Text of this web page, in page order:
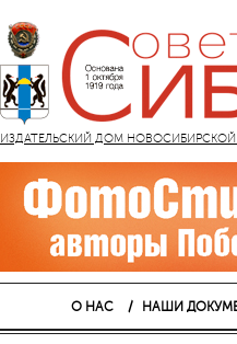
ИЗДАТЕЛЬСКИЙ ДОМ НОВОСИБИРСКОЙ
О НАС НАШИ